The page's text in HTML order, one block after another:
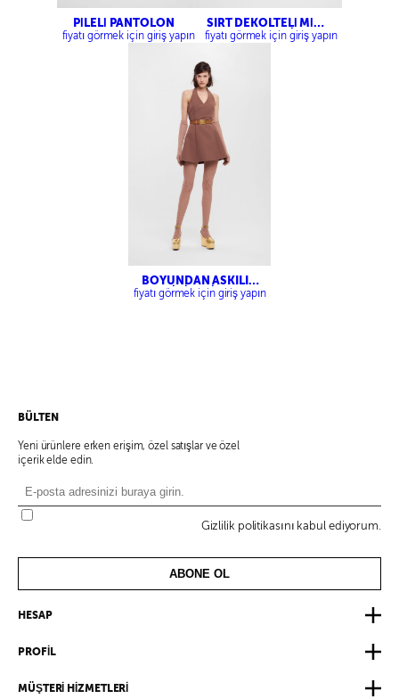
PİLELİ PANTOLON
fiyatı görmek için giriş yapın
SIRT DEKOLTELİ MİNİ
PAMUK ELBİSE
fiyatı görmek için giriş yapın
BOYUNDAN ASKILI
MİNİ ELBİSE
fiyatı görmek için giriş yapın
BÜLTEN
Yeni ürünlere erken erişim, özel satışlar ve özel
içerik elde edin.
Gizlilik politikasını kabul ediyorum.
ABONE OL
HESAP
PROFİL
MÜŞTERİ HİZMETLERİ